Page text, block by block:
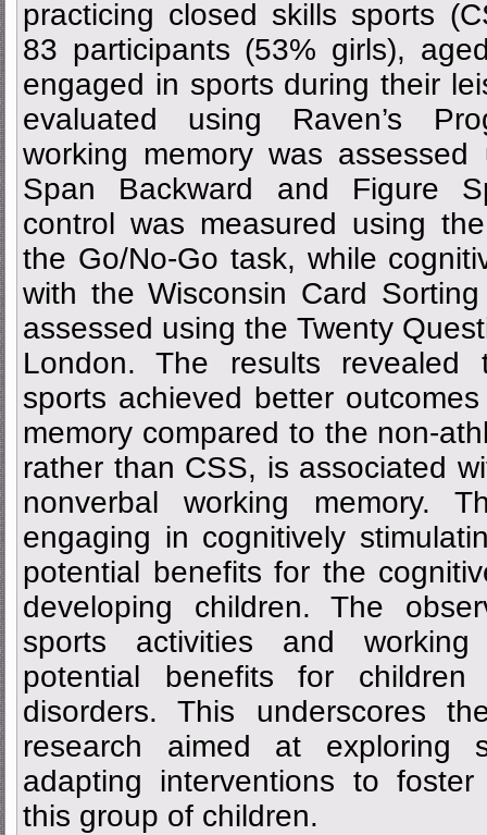
practicing closed skills sports
83 participants (53% girls),
engaged in sports during their
evaluated using Raven’s
working memory was
Span Backward and Figure
control was measured using
the Go/No-Go task, while
with the Wisconsin Card
assessed using the Twenty
London. The results
sports achieved better
memory compared to the non-
rather than CSS, is associated
nonverbal working memory.
engaging in cognitively
potential benefits for the
developing children. The
sports activities and
potential benefits for children
disorders. This underscores
research aimed at exploring
adapting interventions to
this group of children.